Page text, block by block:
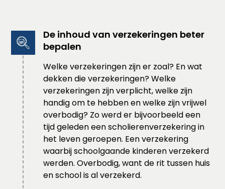
De inhoud van verzekeringen beter
bepalen
Welke verzekeringen zijn er zoal? En wat
dekken die verzekeringen? Welke
verzekeringen zijn verplicht, welke zijn
handig om te hebben en welke zijn vrijwel
overbodig? Zo werd er bijvoorbeeld een
tijd geleden een scholierenverzekering in
het leven geroepen. Een verzekering
waarbij schoolgaande kinderen verzekerd
werden. Overbodig, want de rit tussen huis
en school is al verzekerd.